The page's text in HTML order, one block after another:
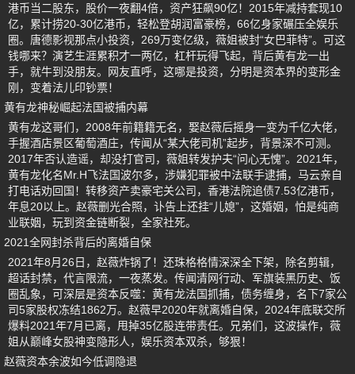
港币当二股东，股价一夜翻4倍，资产狂飙90亿！2015年减持套现10
亿，累计捞20-30亿港币，轻松登胡润富豪榜，66亿身家碾压全娱乐
圈。唐德影视那点小投资，269万变亿级，薇姐被封“女巴菲特”。可这
钱哪来？演艺生涯累积才一两亿，杠杆玩得飞起，背后黄有龙一出
手，就牛到没朋友。网友直呼，这哪是投资，分明是资本界的变形金
刚，变着法儿印钞票！
黄有龙神秘崛起法国被捕内幕
黄有龙这哥们，2008年前籍籍无名，娶赵薇后摇身一变为千亿大佬，
手握酒店景区葡萄酒庄，传闻从“某大佬司机”起步，背景深不可测。
2017年否认造谣，却没打官司，薇姐转发护夫“问心无愧”。2021年，
黄有龙化名Mr.H飞法国波尔多，涉嫌犯罪被中法联手逮捕，马云亲自
打电话劝回国！转移资产卖豪宅关公司，香港法院追债7.53亿港币，
年息20以上。赵薇删光合照，讣告上还挂“儿媳”，这婚姻，怕是纯商
业联姻，玩到资金链断裂，全家社死。
2021全网封杀背后的离婚自保
2021年8月26日，赵薇炸锅了！还珠格格情深深全下架，除名剪辑，
超话封禁，代言限流，一夜蒸发。传闻清网行动、军旗装黑历史、饭
圈乱象，可深层是资本反噬：黄有龙法国抓捕，债务缠身，名下7家公
司5家股权冻结1862万。赵薇早2020年就离婚自保，2024年底联交所
爆料2021年7月已离，甩掉35亿股连带责任。兄弟们，这波操作，薇
姐从巅峰女股神变隐形人，娱乐资本双杀，够狠！
赵薇资本余波如今低调隐退